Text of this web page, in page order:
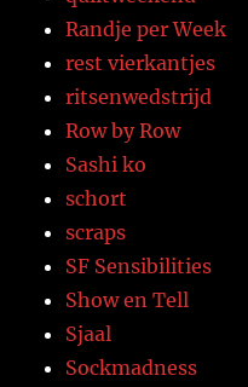
Randje per Week
rest vierkantjes
ritsenwedstrijd
Row by Row
Sashi ko
schort
scraps
SF Sensibilities
Show en Tell
Sjaal
Sockmadness